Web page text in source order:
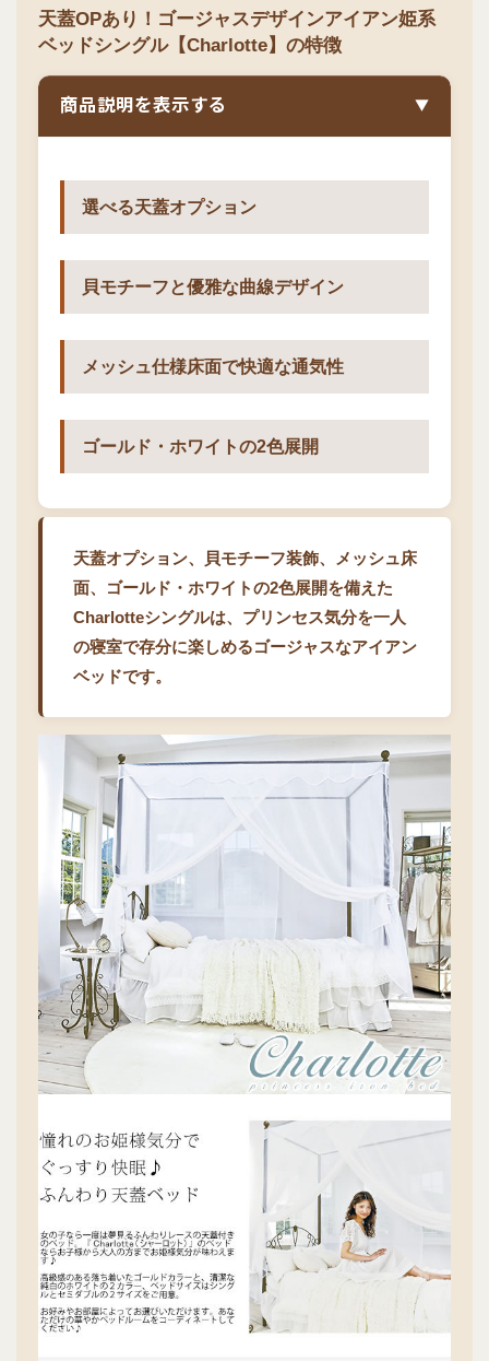
天蓋OPあり！ゴージャスデザインアイアン姫系
ベッドシングル【Charlotte】の特徴
商品説明を表示する ▼
選べる天蓋オプション
貝モチーフと優雅な曲線デザイン
メッシュ仕様床面で快適な通気性
ゴールド・ホワイトの2色展開
天蓋オプション、貝モチーフ装飾、メッシュ床
面、ゴールド・ホワイトの2色展開を備えた
Charlotteシングルは、プリンセス気分を一人
の寝室で存分に楽しめるゴージャスなアイアン
ベッドです。